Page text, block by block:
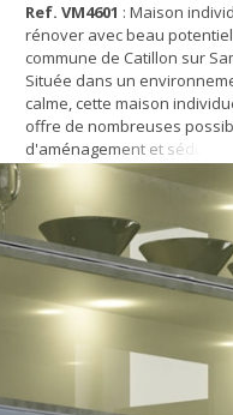
Ref. VM4601 : Maison
rénover avec beau
commune de Catillon sur
Située dans un
calme, cette maison
offre de nombreuses
d'aménagement et séduira
amateurs de rénovation. Elle
compose d'un séjour,
ainsi que de 3 chambres.
trouverez également une
bain avec douche. Le bien
équipé ...